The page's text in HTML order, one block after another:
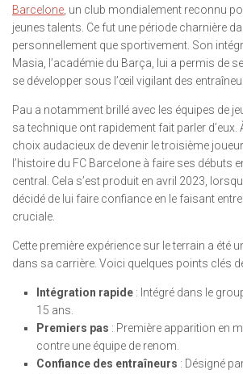
Barcelone, un club mondialement reconnu
jeunes talents. Ce fut une période charnière
personnellement que sportivement. Son
Masia, l’académie du Barça, lui a permis de
se développer sous l’œil vigilant des
Pau a notamment brillé avec les équipes de
sa technique ont rapidement fait parler d’eux.
choix audacieux de devenir le troisième
l’histoire du FC Barcelone à faire ses débuts
central. Cela s’est produit en avril 2023,
décidé de lui faire confiance en le faisant
cruciale.
Cette première expérience sur le terrain a été
dans sa carrière. Voici quelques points clés
Intégration rapide : Intégré dans le
15 ans.
Premiers pas : Première apparition en
contre une équipe de renom.
Confiance des entraîneurs : Désigné